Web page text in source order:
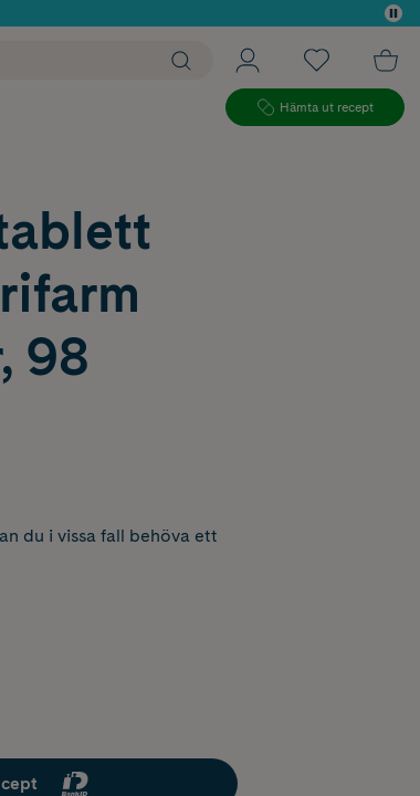
Hämta ut recept
98
du i vissa fall behöva ett